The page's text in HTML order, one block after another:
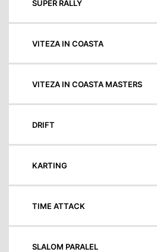
SUPER RALLY
VITEZA IN COASTA
VITEZA IN COASTA MASTERS
DRIFT
KARTING
TIME ATTACK
SLALOM PARALEL